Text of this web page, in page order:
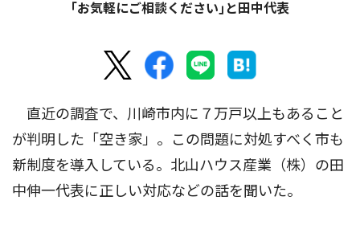
｢お気軽にご相談ください｣と田中代表
直近の調査で、川崎市内に７万戸以上もあること
が判明した「空き家」。この問題に対処すべく市も
新制度を導入している。北山ハウス産業（株）の田
中伸一代表に正しい対応などの話を聞いた。